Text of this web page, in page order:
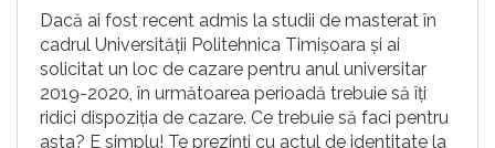
Dacă ai fost recent admis la studii de masterat în
cadrul Universității Politehnica Timișoara și ai
solicitat un loc de cazare pentru anul universitar
2019-2020, în următoarea perioadă trebuie să îți
ridici dispoziția de cazare. Ce trebuie să faci pentru
asta? E simplu! Te prezinți cu actul de identitate la